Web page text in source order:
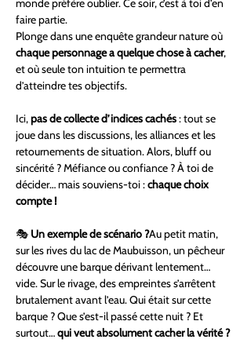
monde préfère oublier. Ce soir, c’est à toi d’en
faire partie.
Plonge dans une enquête grandeur nature où
chaque personnage a quelque chose à cacher,
et où seule ton intuition te permettra
d’atteindre tes objectifs.
Ici, pas de collecte d’indices cachés : tout se
joue dans les discussions, les alliances et les
retournements de situation. Alors, bluff ou
sincérité ? Méfiance ou confiance ? À toi de
décider… mais souviens-toi : chaque choix
compte !
🎭 Un exemple de scénario ?Au petit matin,
sur les rives du lac de Maubuisson, un pêcheur
découvre une barque dérivant lentement…
vide. Sur le rivage, des empreintes s’arrêtent
brutalement avant l’eau. Qui était sur cette
barque ? Que s’est-il passé cette nuit ? Et
surtout… qui veut absolument cacher la vérité ?